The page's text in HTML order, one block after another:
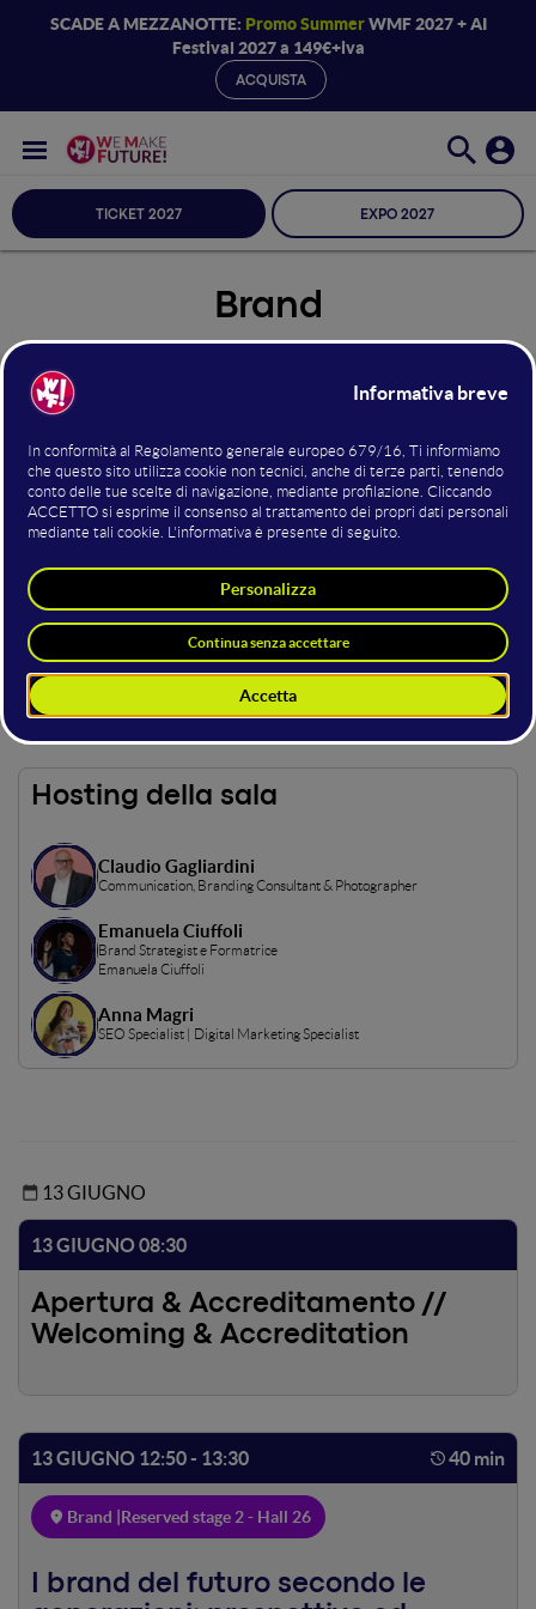
SCADE A MEZZANOTTE: Promo SummerWMF 2027 + AI
Festival 2027 a 149€+iva
ACQUISTA
TICKET 2027 EXPO 2027
Brand
Seleziona Sala
Brand
Lo stage ospiterà speaker di spicco offriranno la loro visione
sul mondo del branding: grazie ad interventi formativi e
verticali verranno approfonditi afondo il ruolo strategico dei
brand nell'era digitale, ilrapporto con i consumatori, impatto
sul contesto sociale, piattaforme verticali, community e
molto altro ancora.
Hosting della sala
Claudio Gagliardini
Communication, Branding Consultant & Photographer
Emanuela Ciuffoli
Brand Strategist e Formatrice
Emanuela Ciuffoli
Anna Magri
SEO Specialist | Digital Marketing Specialist
13 GIUGNO
13 GIUGNO 08:30
Apertura & Accreditamento //
Welcoming & Accreditation
13 GIUGNO 12:50 - 13:30 40 min
Brand | Reserved stage 2 - Hall 26
I brand del futuro secondo le